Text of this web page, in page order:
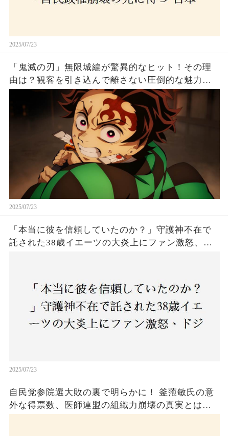
2025/07/23
「鬼滅の刃」無限城編が驚異的なヒット！その理
由は？観客を引き込んで離さない圧倒的な魅力と
2025/07/23
「本当に彼を信頼していたのか？」守護神不在で
託された38歳イエーツの大炎上にファン激怒、ド
2025/07/23
自民党参院選大敗の裏で明らかに！ 釜萢敏氏の意
外な得票数、医師連盟の組織力崩壊の真実とは？